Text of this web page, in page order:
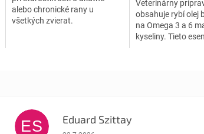
alebo chronické rany u
všetkých zvierat.
Veterinárny
obsahuje rybí olej
na Omega 3 a 6
kyseliny. Tieto
ES Eduard Szittay